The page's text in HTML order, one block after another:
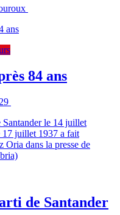
84 ans
de Santander